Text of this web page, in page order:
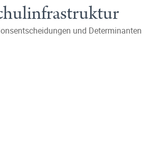
und Determinanten